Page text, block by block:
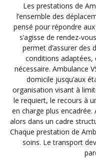
Les prestations de
l’ensemble des
pensé pour répondre
s’agisse de rendez-
permet d’assurer des
conditions
nécessaire. Ambulance
domicile jusqu’aux
organisation visant à
le requiert, le recours à
en charge plus encadrée.
alors dans un cadre
Chaque prestation de
soins. Le transport